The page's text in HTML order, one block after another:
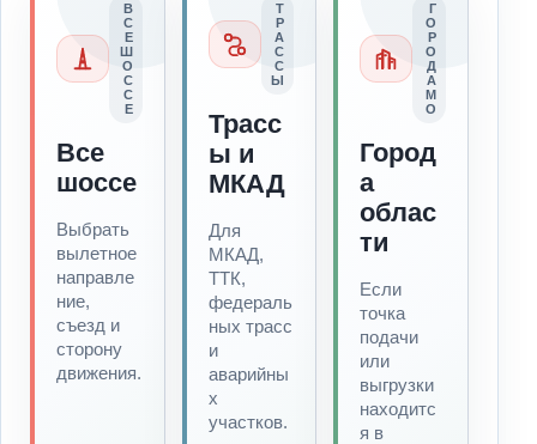
В
С
Е
Ш
О
С
С
Е
Все
шоссе
Выбрать
вылетное
направле
ние,
съезд и
сторону
движения.
Т
Р
А
С
С
Ы
Трасс
ы и
МКАД
Для
МКАД,
ТТК,
федераль
ных трасс
и
аварийны
х
участков.
Г
О
Р
О
Д
А
М
О
Город
а
облас
ти
Если
точка
подачи
или
выгрузки
находитс
я в